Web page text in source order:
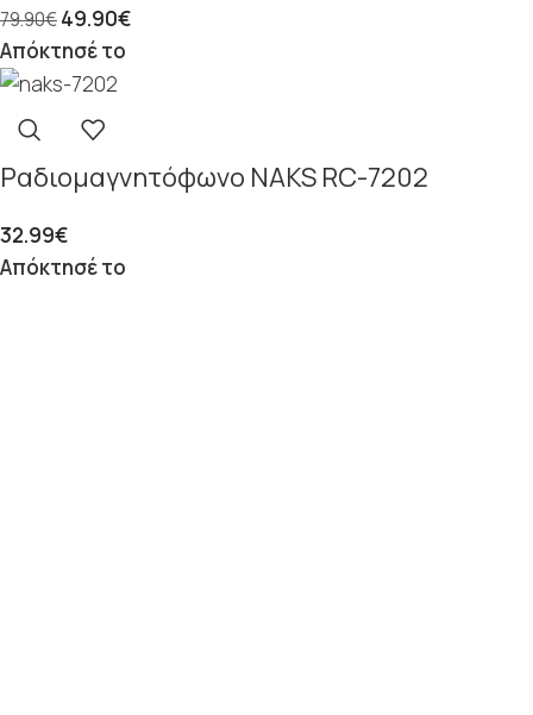
79.90€49.90€
Απόκτησέ το
Ραδιομαγνητόφωνο NAKS RC-7202
32.99€
Απόκτησέ το